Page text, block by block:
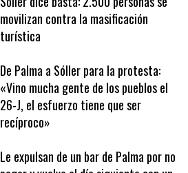
Sóller dice basta: 2.500 personas se
movilizan contra la masificación
turística
De Palma a Sóller para la protesta:
«Vino mucha gente de los pueblos el
26-J, el esfuerzo tiene que ser
recíproco»